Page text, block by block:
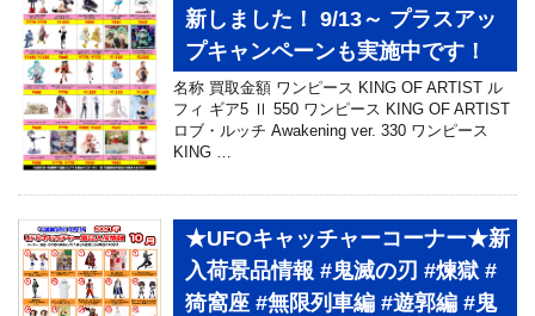
新しました！ 9/13～ プラスアッ
プキャンペーンも実施中です！
名称 買取金額 ワンピース KING OF ARTIST ル
フィ ギア5 Ⅱ 550 ワンピース KING OF ARTIST
ロブ・ルッチ Awakening ver. 330 ワンピース
KING …
★UFOキャッチャーコーナー★新
入荷景品情報 #鬼滅の刃 #煉獄 #
猗窩座 #無限列車編 #遊郭編 #鬼